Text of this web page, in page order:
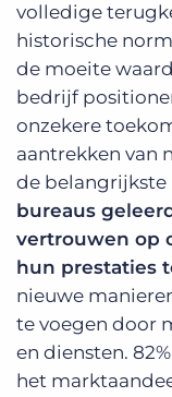
volledige
historische
de moeite
bedrijf
onzekere
aantrekken van
de belangrijkste
bureaus
vertrouwen op
hun prestaties
nieuwe
te voegen door
en diensten.
het